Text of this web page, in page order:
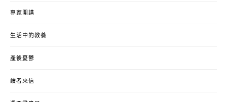
專家開講
生活中的教養
產後憂鬱
讀者來信